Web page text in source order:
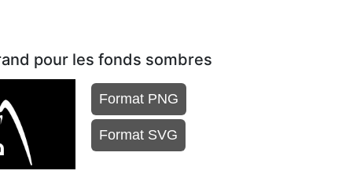
pour les fonds sombres
Format PNG
Format SVG